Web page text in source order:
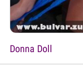
Donna Doll